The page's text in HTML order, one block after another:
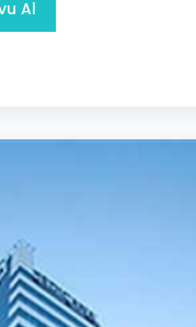
Al